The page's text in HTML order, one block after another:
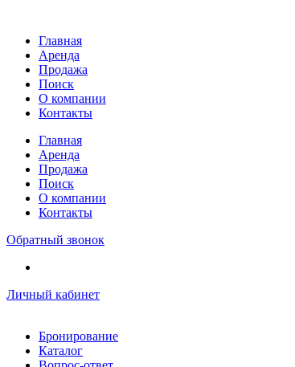
содержимому
Главная
Аренда
Продажа
Поиск
О компании
Контакты
Главная
Аренда
Продажа
Поиск
О компании
Контакты
Обратный звонок
Личный кабинет
Бронирование
Каталог